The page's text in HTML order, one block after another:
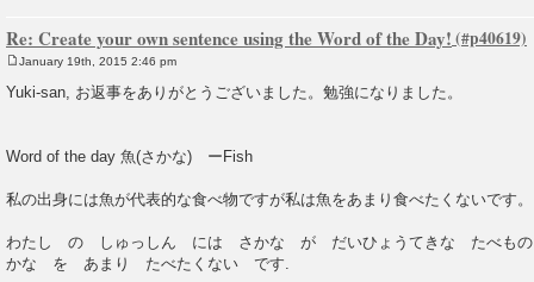
Re: Create your own sentence using the Word of the Day!
o
s
January 19th, 2015 2:46 pm
Yuki-san, お返事をありがとうございました。勉強になりました。
Word of the day 魚(さかな) ーFish
私の出身には魚が代表的な食べ物ですが私は魚をあまり食べたくないです。
わたし の しゅっしん には さかな が だいひょうてきな たべ
かな を あまり たべたくない です.